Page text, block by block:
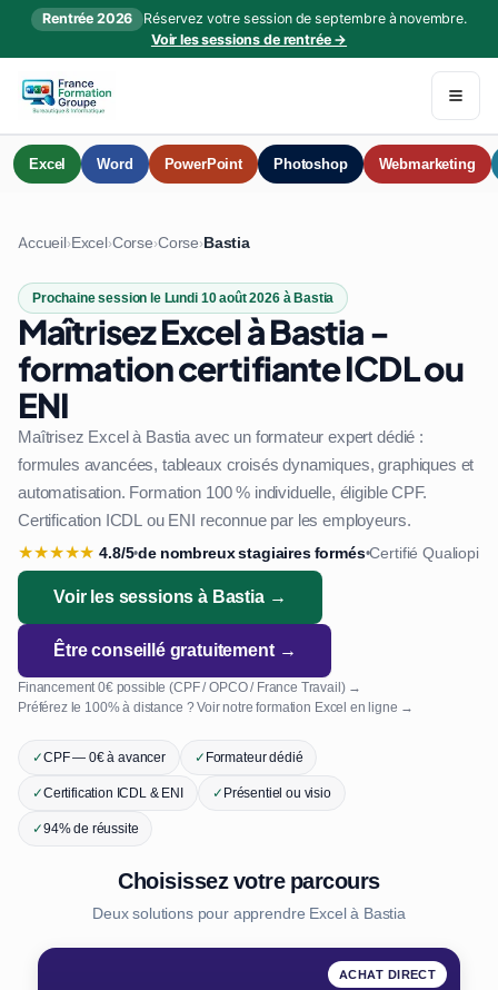
Rentrée 2026
Réservez votre session de septembre à novembre.
Voir les sessions de rentrée →
Excel Word PowerPoint Photoshop Webmarketing
Accueil›Excel›Corse›Corse›Bastia
Prochaine session le Lundi 10 août 2026 à Bastia
Maîtrisez Excel à Bastia -
formation certifiante ICDL ou
ENI
Maîtrisez Excel à Bastia avec un formateur expert dédié :
formules avancées, tableaux croisés dynamiques, graphiques et
automatisation. Formation 100 % individuelle, éligible CPF.
Certification ICDL ou ENI reconnue par les employeurs.
★★★★★ 4.8/5•de nombreux stagiaires formés•Certifié Qualiopi
Voir les sessions à Bastia →
Être conseillé gratuitement →
Financement 0€ possible (CPF / OPCO / France Travail) →
Préférez le 100% à distance ? Voir notre formation Excel en ligne →
✓CPF — 0€ à avancer ✓Formateur dédié
✓Certification ICDL & ENI ✓Présentiel ou visio
✓94% de réussite
Choisissez votre parcours
Deux solutions pour apprendre Excel à Bastia
ACHAT DIRECT